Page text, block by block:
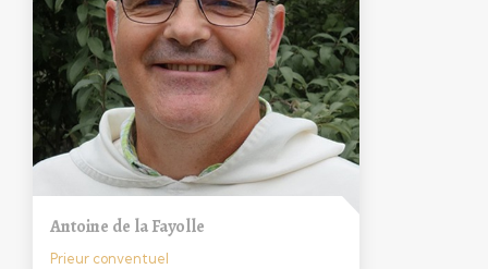
Antoine de la Fayolle
Prieur conventuel